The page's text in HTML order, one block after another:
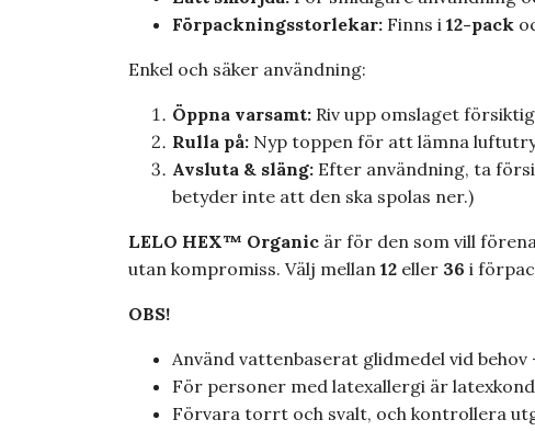
Förpackningsstorlekar: Finns i 12-pack
Enkel och säker användning:
Öppna varsamt: Riv upp omslaget
Rulla på: Nyp toppen för att lämna
Avsluta & släng: Efter användning, ta
betyder inte att den ska spolas ner.)
LELO HEX™ Organic är för den som vill
utan kompromiss. Välj mellan 12 eller 36 i
OBS!
Använd vattenbaserat glidmedel vid
För personer med latexallergi är
Förvara torrt och svalt, och kontrollera